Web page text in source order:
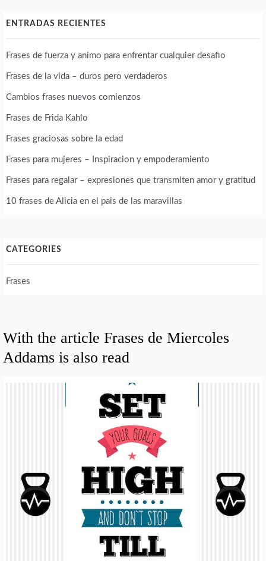
ENTRADAS RECIENTES
Frases de fuerza y animo para enfrentar cualquier desafio
Frases de la vida – duros pero verdaderos
Cambios frases nuevos comienzos
Frases de Frida Kahlo
Frases graciosas sobre la edad
Frases para mujeres – Inspiracion y empoderamiento
Frases para regalar – expresiones que transmiten amor y gratitud
10 frases de Alicia en el pais de las maravillas
CATEGORIES
Frases
With the article Frases de Miercoles
Addams is also read